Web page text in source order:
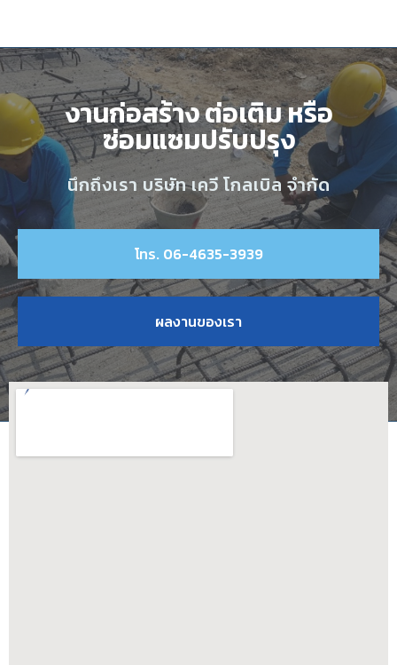
งานก่อสร้าง ต่อเติม หรือ
ซ่อมแซมปรับปรุง
นึกถึงเรา บริษัท เควี โกลเบิล จำกัด
โทร. 06-4635-3939
ผลงานของเรา